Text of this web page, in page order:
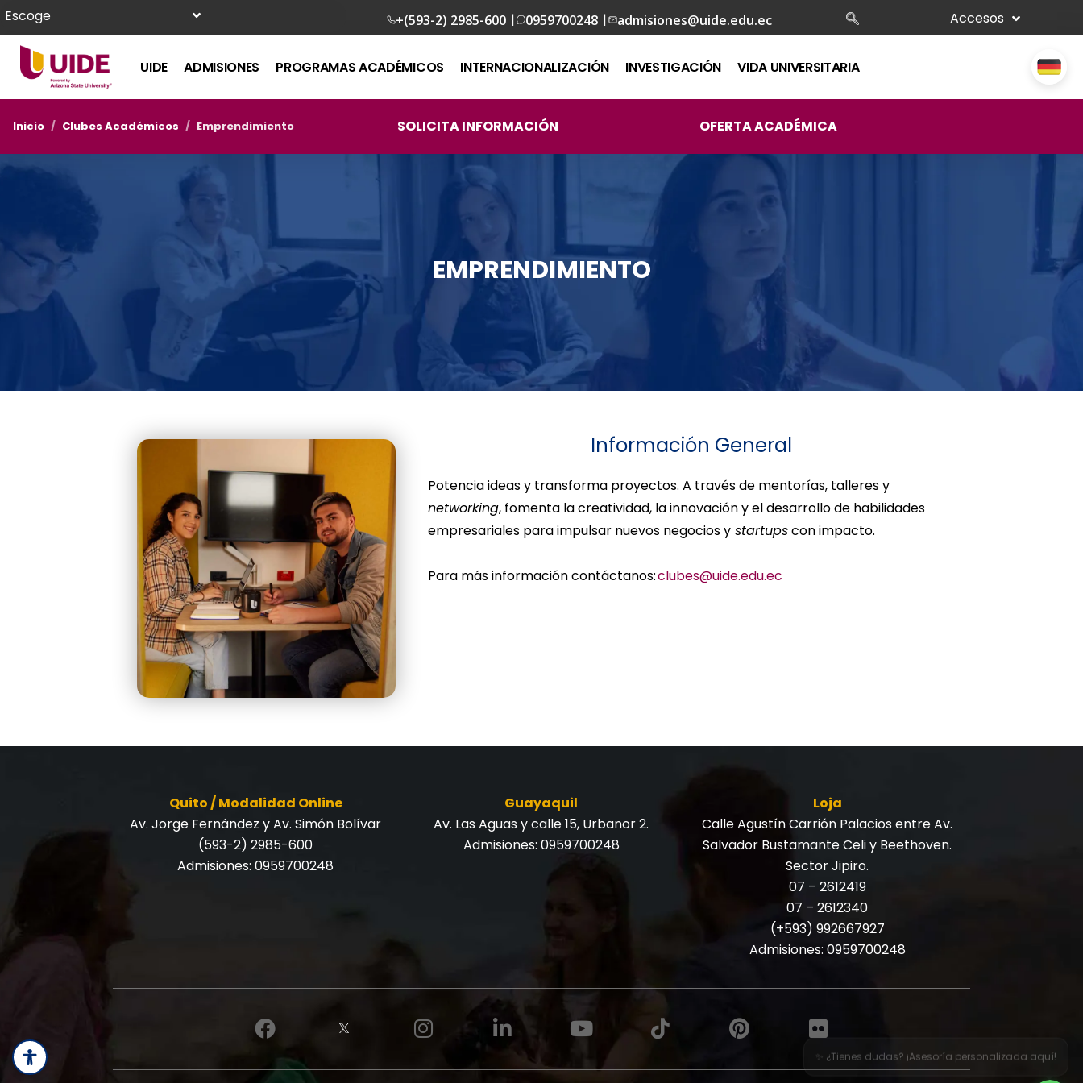
Escoge +(593-2) 2985-600 | 0959700248 | admisiones@uide.edu.ec Accesos
UIDE ADMISIONES PROGRAMAS ACADÉMICOS INTERNACIONALIZACIÓN INVESTIGACIÓN VIDA UNIVERSITARIA
Inicio / Clubes Académicos / Emprendimiento SOLICITA INFORMACIÓN OFERTA ACADÉMICA
EMPRENDIMIENTO
Información General
Potencia ideas y transforma proyectos. A través de mentorías, talleres y
networking, fomenta la creatividad, la innovación y el desarrollo de habilidades
empresariales para impulsar nuevos negocios y startupscon impacto.
Para más información contáctanos:clubes@uide.edu.ec
Quito / Modalidad Online
Av. Jorge Fernández y Av. Simón Bolívar
(593-2) 2985-600
Admisiones:0959700248
Guayaquil
Av. Las Aguas y calle 15, Urbanor 2.
Admisiones: 0959700248
Loja
Calle Agustín Carrión Palacios entre Av.
Salvador Bustamante Celi y Beethoven.
Sector Jipiro.
07 – 2612419
07 – 2612340
(+593) 992667927
Admisiones: 0959700248
✨ ¿Tienes dudas? ¡Asesoría personalizada aquí!